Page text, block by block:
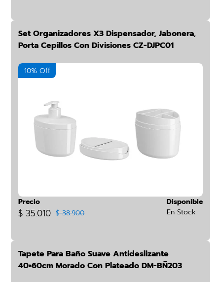
Set Organizadores X3 Dispensador, Jabonera,
Porta Cepillos Con Divisiones CZ-DJPC01
10% Off
Precio
$ 35.010 $ 38.900
Disponible
En Stock
Tapete Para Baño Suave Antideslizante
40×60cm Morado Con Plateado DM-BÑ203